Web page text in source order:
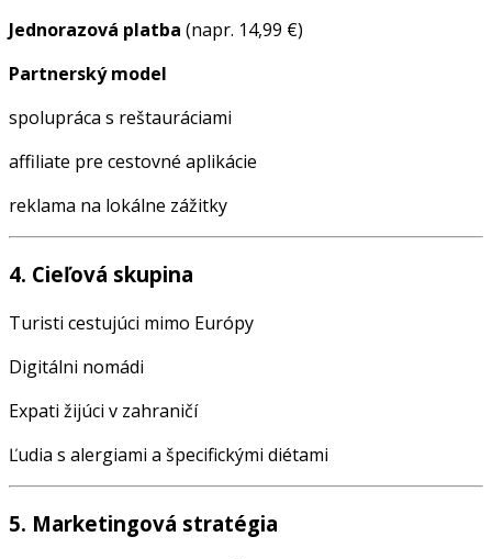
Jednorazová platba (napr. 14,99 €)
Partnerský model
spolupráca s reštauráciami
affiliate pre cestovné aplikácie
reklama na lokálne zážitky
4. Cieľová skupina
Turisti cestujúci mimo Európy
Digitálni nomádi
Expati žijúci v zahraničí
Ľudia s alergiami a špecifickými diétami
5. Marketingová stratégia